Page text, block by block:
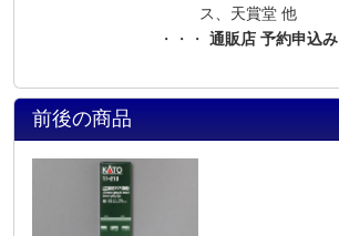
ス、天賞堂 他
・・・ 通販店 予約申込み
前後の商品